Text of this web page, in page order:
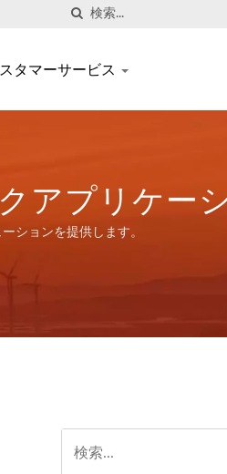
タマーサービス
アプリケー
ションを提
ションを提供します。